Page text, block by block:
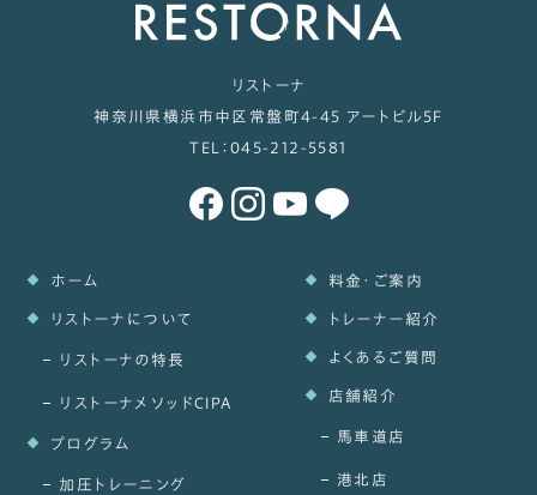
リストーナ
神奈川県横浜市中区常盤町4-45 アートビル5F
TEL： 045-212-5581
ホーム
リストーナについて
リストーナの特長
リストーナメソッドCIPA
プログラム
加圧トレーニング
料金・ご案内
トレーナー紹介
よくあるご質問
店舗紹介
馬車道店
港北店